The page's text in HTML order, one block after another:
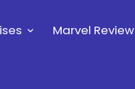
Marvel Review